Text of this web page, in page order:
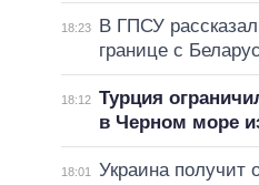
18:23
В ГПСУ
границе с
18:12 Турция
в Черном море
18:01
Украина получит